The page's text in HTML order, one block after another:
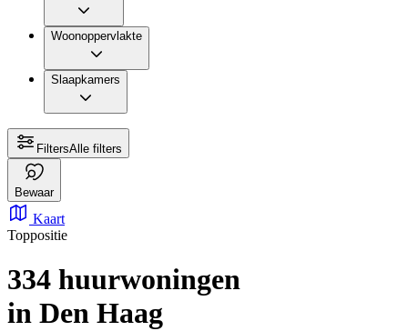
Woonoppervlakte
Slaapkamers
FiltersAlle filters
Bewaar
Kaart
Toppositie
334 huurwoningen
in Den Haag